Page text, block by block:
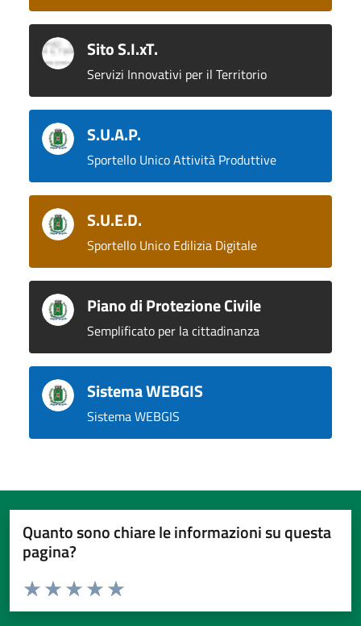
Sito S.I.xT.
Servizi Innovativi per il Territorio
S.U.A.P.
Sportello Unico Attività Produttive
S.U.E.D.
Sportello Unico Edilizia Digitale
Piano di Protezione Civile
Semplificato per la cittadinanza
Sistema WEBGIS
Sistema WEBGIS
Quanto sono chiare le informazioni su questa
pagina?
Valuta da 1 a 5 stelle la pagina
Valuta 5 stelle su 5
Valuta 4 stelle su 5
Valuta 3 stelle su 5
Valuta 2 stelle su 5
Valuta 1 stelle su 5